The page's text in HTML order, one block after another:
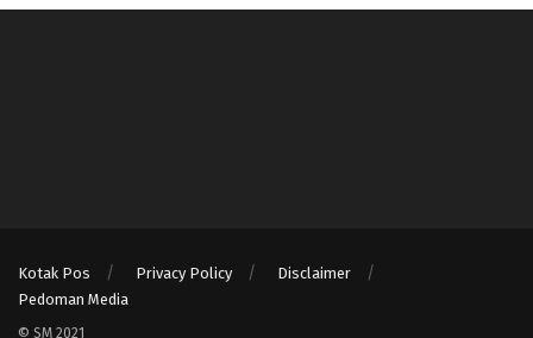
Kotak Pos Privacy Policy
Disclaimer
Pedoman Media
© SM 2021